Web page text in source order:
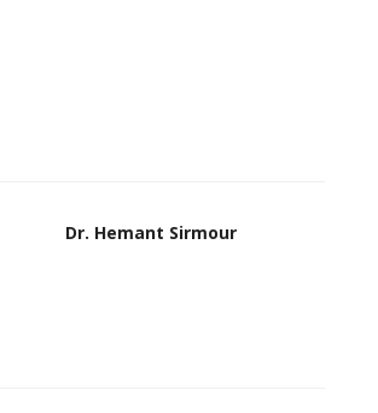
Dr. Hemant Sirmour